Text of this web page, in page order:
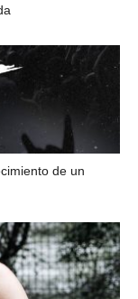
de un